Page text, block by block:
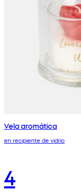
Vela aromática
en recipiente de vidrio
4